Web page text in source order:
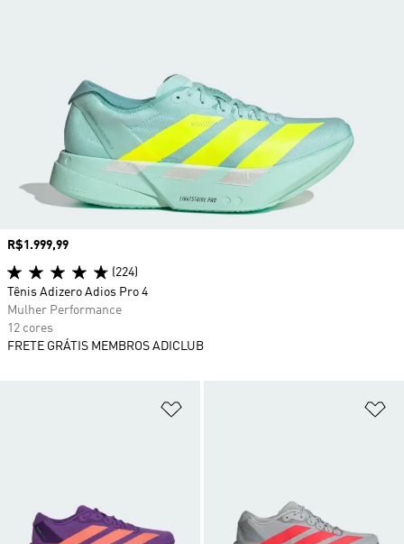
Preço
R$1.999,99
(224)
Tênis Adizero Adios Pro 4
Mulher Performance
12 cores
FRETE GRÁTIS MEMBROS ADICLUB